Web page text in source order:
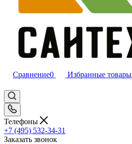
Сравнение0 Избранные товары
Телефоны
+7 (495) 532‑34‑31
Заказать звонок